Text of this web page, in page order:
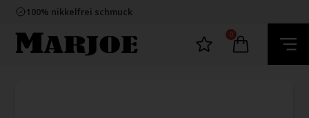
100% nikkelfrei schmuck
60 Tage Rückgabe
E-mark webshop
100% nikkelfrei schmuck
0